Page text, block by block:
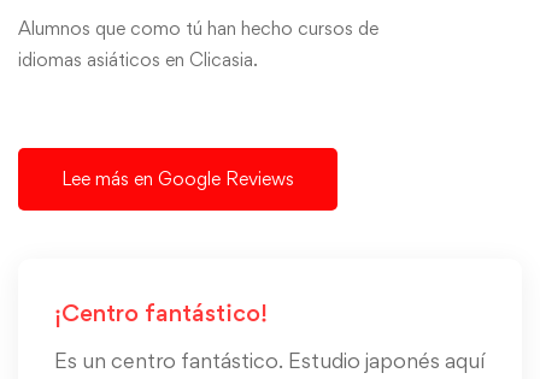
Alumnos que como tú han hecho cursos de
idiomas asiáticos en Clicasia.
Lee más en Google Reviews
¡Centro fantástico!
Es un centro fantástico. Estudio japonés aquí